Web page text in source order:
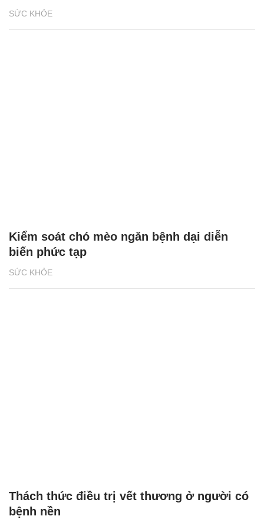
SỨC KHỎE
SỨC KHỎE
Kiểm soát chó mèo ngăn bệnh dại diễn
biến phức tạp
Thách thức điều trị vết thương ở người có
bệnh nền